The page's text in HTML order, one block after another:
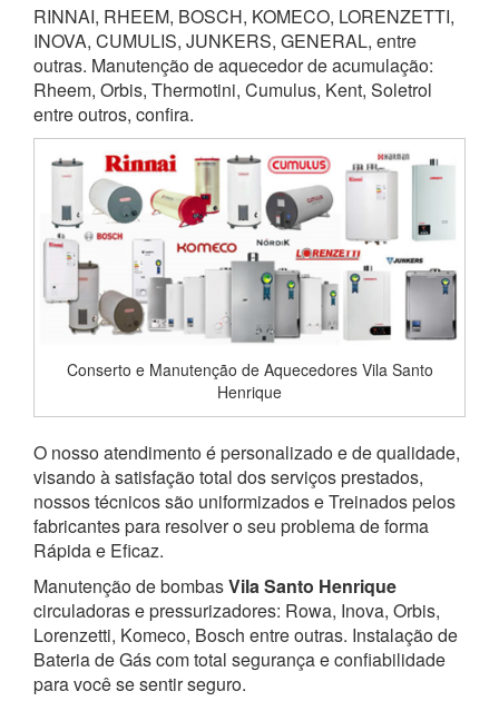
RINNAI, RHEEM, BOSCH, KOMECO, LORENZETTI,
INOVA, CUMULIS, JUNKERS, GENERAL, entre
outras. Manutenção de aquecedor de acumulação:
Rheem, Orbis, Thermotini, Cumulus, Kent, Soletrol
entre outros, confira.
Conserto e Manutenção de Aquecedores Vila Santo
Henrique
O nosso atendimento é personalizado e de qualidade,
visando à satisfação total dos serviços prestados,
nossos técnicos são uniformizados e Treinados pelos
fabricantes para resolver o seu problema de forma
Rápida e Eficaz.
Manutenção de bombasVila Santo Henrique
circuladoras e pressurizadores: Rowa, Inova, Orbis,
Lorenzetti, Komeco, Bosch entre outras. Instalação de
Bateria de Gás com total segurança e confiabilidade
para você se sentir seguro.